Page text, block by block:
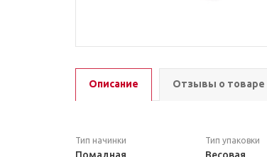
Описание Отзывы о товаре
Тип начинки Тип упаковки